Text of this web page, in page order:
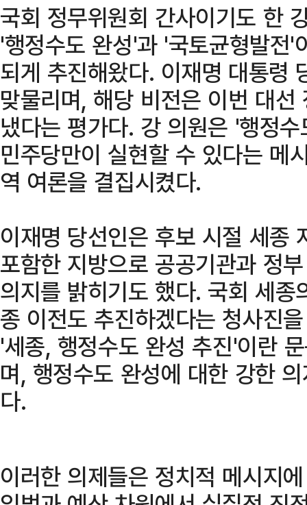
국회 정무위원회 간사이기도 한
'행정수도 완성'과 '국토균형발전'
되게 추진해왔다. 이재명 대통령
맞물리며, 해당 비전은 이번 대
냈다는 평가다. 강 의원은 '행정
민주당만이 실현할 수 있다는 메
역 여론을 결집시켰다.
이재명 당선인은 후보 시절 세종
포함한 지방으로 공공기관과 정
의지를 밝히기도 했다. 국회 세
종 이전도 추진하겠다는 청사진
'세종, 행정수도 완성 추진'이란
며, 행정수도 완성에 대한 강한
다.
이러한 의제들은 정치적 메시지